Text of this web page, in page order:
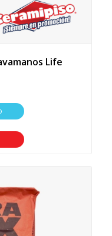
Life